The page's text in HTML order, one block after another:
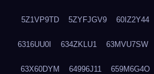
5Z1VP9TD 5ZYFJGV9 60IZ2Y44
6316UU0I 634ZKLU1 63MVU7SW
63X60DYM 64996J11 659M6G4O